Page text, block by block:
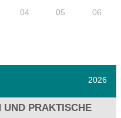
04 05 06
2026
PRAKTISCHE